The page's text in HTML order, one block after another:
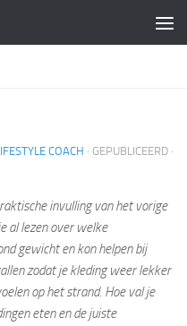
COACH · GEPUBLICEERD ·
invulling van het vorige
al lezen over welke
gewicht en kon helpen bij
zodat je kleding weer lekker
op het strand. Hoe val je
eten en de juiste